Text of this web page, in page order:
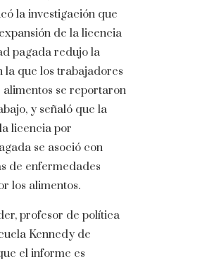
la investigación que
de la licencia
pagada redujo la
la que los trabajadores
se reportaron
y señaló que la
licencia por
se asoció con
de enfermedades
los alimentos.
profesor de política
Kennedy de
el informe es